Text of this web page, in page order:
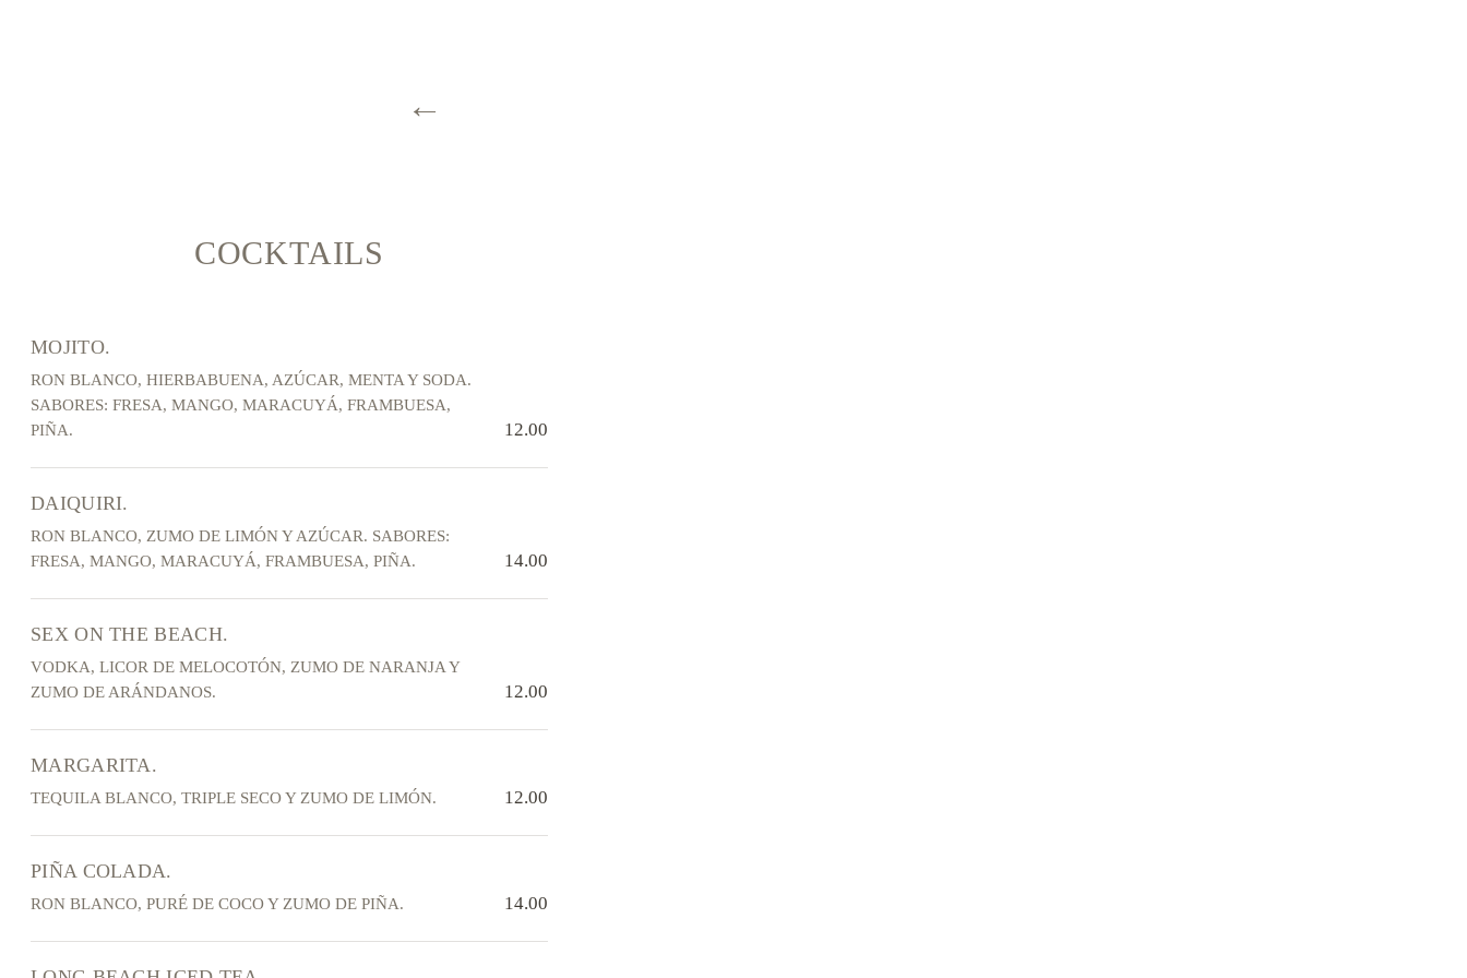
←
COCKTAILS
MOJITO.
RON BLANCO, HIERBABUENA, AZÚCAR, MENTA Y SODA.
SABORES: FRESA, MANGO, MARACUYÁ, FRAMBUESA,
PIÑA.
12.00
DAIQUIRI.
RON BLANCO, ZUMO DE LIMÓN Y AZÚCAR. SABORES:
FRESA, MANGO, MARACUYÁ, FRAMBUESA, PIÑA.
14.00
SEX ON THE BEACH.
VODKA, LICOR DE MELOCOTÓN, ZUMO DE NARANJA Y
ZUMO DE ARÁNDANOS.
12.00
MARGARITA.
TEQUILA BLANCO, TRIPLE SECO Y ZUMO DE LIMÓN. 12.00
PIÑA COLADA.
RON BLANCO, PURÉ DE COCO Y ZUMO DE PIÑA. 14.00